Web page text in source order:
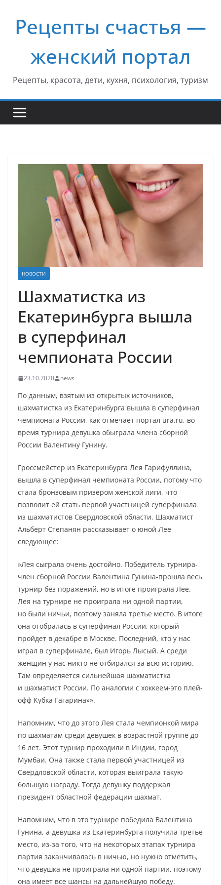
содержимому
Рецепты счастья —
женский портал
Рецепты, красота, дети, кухня, психология, туризм
НОВОСТИ
Шахматистка из
Екатеринбурга вышла
в суперфинал
чемпионата России
23.10.2020 news
По данным, взятым из открытых источников,
шахматистка из Екатеринбурга вышла в суперфинал
чемпионата России, как отмечает портал ura.ru, во
время турнира девушка обыграла члена сборной
России Валентину Гунину.
Гроссмейстер из Екатеринбурга Лея Гарифуллина,
вышла в суперфинал чемпионата России, потому что
стала бронзовым призером женской лиги, что
позволит ей стать первой участницей суперфинала
из шахматистов Свердловской области. Шахматист
Альберт Степанян рассказывает о юной Лее
следующее:
»Лея сыграла очень достойно. Победитель турнира-
член сборной России Валентина Гунина-прошла весь
турнир без поражений, но в итоге проиграла Лее.
Лея на турнире не проиграла ни одной партии,
но были ничьи, поэтому заняла третье место. В итоге
она отобралась в суперфинал России, который
пройдет в декабре в Москве. Последний, кто у нас
играл в суперфинале, был Игорь Лысый. А среди
женщин у нас никто не отбирался за всю историю.
Там определяется сильнейшая шахматистка
и шахматист России. По аналогии с хоккеем-это плей-
офф Кубка Гагарина»».
Напомним, что до этого Лея стала чемпионкой мира
по шахматам среди девушек в возрастной группе до
16 лет. Этот турнир проходили в Индии, город
Мумбаи. Она также стала первой участницей из
Свердловской области, которая выиграла такую
большую награду. Тогда девушку поддержал
президент областной федерации шахмат.
Напомним, что в это турнире победила Валентина
Гунина, а девушка из Екатеринбурга получила третье
место, из-за того, что на некоторых этапах турнира
партия заканчивалась в ничью, но нужно отметить,
что девушка не проиграла ни одной партии, поэтому
она имеет все шансы на дальнейшую победу.